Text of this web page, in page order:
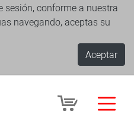
conforme a nuestra
navegando, aceptas su
Aceptar